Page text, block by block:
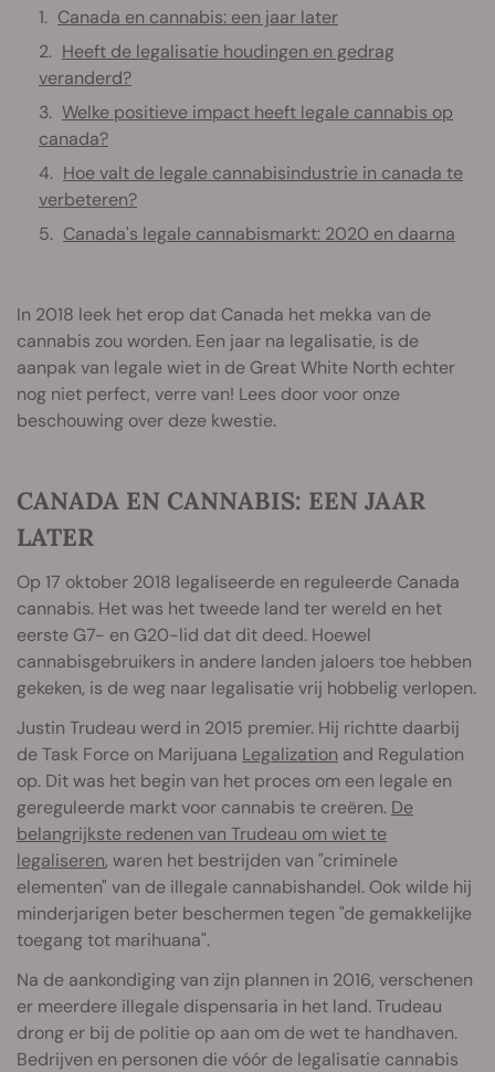
Canada en cannabis: een jaar later
Heeft de legalisatie houdingen en gedrag
veranderd?
Welke positieve impact heeft legale cannabis op
canada?
Hoe valt de legale cannabisindustrie in canada te
verbeteren?
Canada's legale cannabismarkt: 2020 en daarna
In 2018 leek het erop dat Canada het mekka van de
cannabis zou worden. Een jaar na legalisatie, is de
aanpak van legale wiet in de Great White North echter
nog niet perfect, verre van! Lees door voor onze
beschouwing over deze kwestie.
CANADA EN CANNABIS: EEN JAAR
LATER
Op 17 oktober 2018 legaliseerde en reguleerde Canada
cannabis. Het was het tweede land ter wereld en het
eerste G7- en G20-lid dat dit deed. Hoewel
cannabisgebruikers in andere landen jaloers toe hebben
gekeken, is de weg naar legalisatie vrij hobbelig verlopen.
Justin Trudeau werd in 2015 premier. Hij richtte daarbij
de Task Force on Marijuana Legalization and Regulation
op. Dit was het begin van het proces om een legale en
gereguleerde markt voor cannabis te creëren. De
belangrijkste redenen van Trudeau om wiet te
legaliseren, waren het bestrijden van "criminele
elementen" van de illegale cannabishandel. Ook wilde hij
minderjarigen beter beschermen tegen "de gemakkelijke
toegang tot marihuana".
Na de aankondiging van zijn plannen in 2016, verschenen
er meerdere illegale dispensaria in het land. Trudeau
drong er bij de politie op aan om de wet te handhaven.
Bedrijven en personen die vóór de legalisatie cannabis